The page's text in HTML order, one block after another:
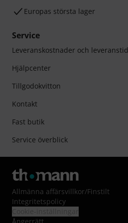
Europas största lager
Service
Leveranskostnader och leveranstid
Hjälpcenter
Tillgodokvitton
Kontakt
Fast butik
Service överblick
Allmänna affärsvillkor/Finstilt
Integritetspolicy